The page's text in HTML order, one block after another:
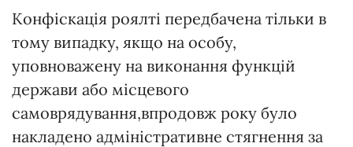
Конфіскація роялті передбачена тільки в
тому випадку, якщо на особу,
уповноважену на виконання функцій
держави або місцевого
самоврядування,впродовж року було
накладено адміністративне стягнення за